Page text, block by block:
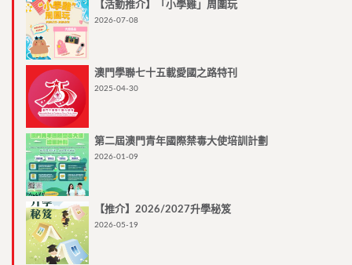
【活動推介】「小學雞」周圍玩
2026-07-08
澳門學聯七十五載愛國之路特刊
2025-04-30
第二屆澳門青年國際禁毒大使培訓計劃
2026-01-09
【推介】2026/2027升學秘笈
2026-05-19